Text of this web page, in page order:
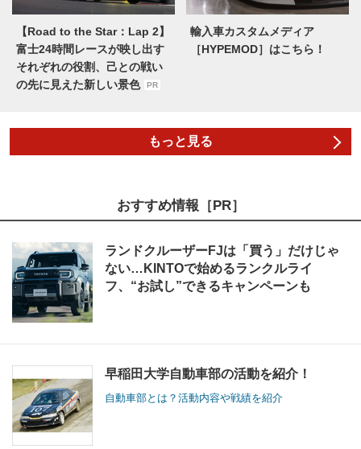
【Road to the Star：Lap 2】
富士24時間レースが映し出す
それぞれの役割、己との戦い
の先に見えた新しい景色
PR
輸入車カスタムメディア
［HYPEMOD］はこちら！
もっと見る
おすすめ情報［PR］
ランドクルーザーFJは「買う」だけじゃ
ない…KINTOで始めるランクルライ
フ、“お試し”できるキャンペーンも
早稲田大学自動車部の活動を紹介！
自動車部とは？活動内容や戦績を紹介